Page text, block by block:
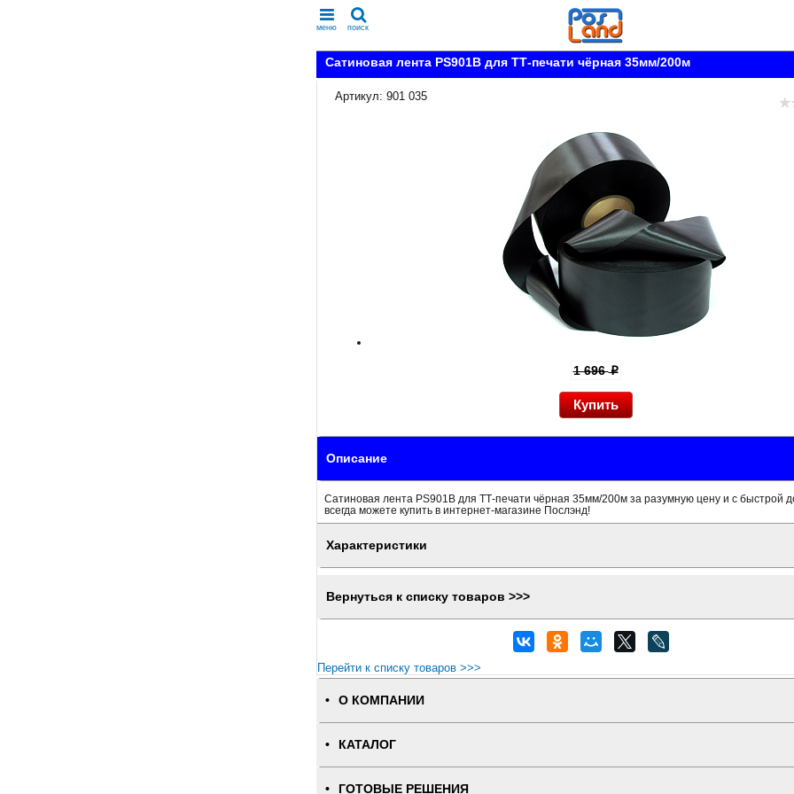
меню поиск
Сатиновая лента PS901B для ТТ-печати чёрная 35мм/200м
Артикул: 901 035
1 696p
Описание
Сатиновая лента PS901B для ТТ-печати чёрная 35мм/200м за разумную цену и с быстрой
всегда можете купить в интернет-магазине Послэнд!
Характеристики
Вернуться к списку товаров >>>
Перейти к списку товаров >>>
О КОМПАНИИ
КАТАЛОГ
ГОТОВЫЕ РЕШЕНИЯ